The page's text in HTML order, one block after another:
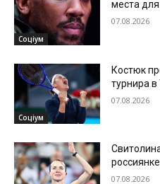
Соціум
места
07.08.2026
Соціум
Костюк
турнира в
07.08.2026
07.08.2026